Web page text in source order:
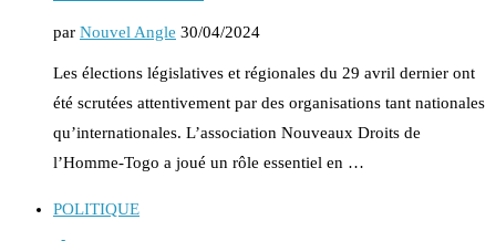
par Nouvel Angle 30/04/2024
Les élections législatives et régionales du 29 avril dernier ont
été scrutées attentivement par des organisations tant nationales
qu’internationales. L’association Nouveaux Droits de
l’Homme-Togo a joué un rôle essentiel en …
POLITIQUE